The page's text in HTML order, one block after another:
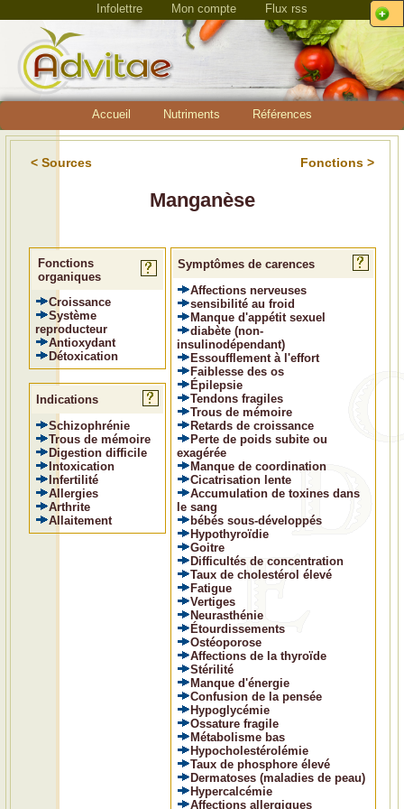
Infolettre Mon compte Flux rss
Accueil Nutriments Références
< Sources Fonctions >
Manganèse
Fonctions
organiques
Croissance
Système
reproducteur
Antioxydant
Détoxication
Indications
Schizophrénie
Trous de mémoire
Digestion difficile
Intoxication
Infertilité
Allergies
Arthrite
Allaitement
Symptômes de carences
Affections nerveuses
sensibilité au froid
Manque d'appétit sexuel
diabète (non-
insulinodépendant)
Essoufflement à l'effort
Faiblesse des os
Épilepsie
Tendons fragiles
Trous de mémoire
Retards de croissance
Perte de poids subite ou
exagérée
Manque de coordination
Cicatrisation lente
Accumulation de toxines dans
le sang
bébés sous-développés
Hypothyroïdie
Goitre
Difficultés de concentration
Taux de cholestérol élevé
Fatigue
Vertiges
Neurasthénie
Étourdissements
Ostéoporose
Affections de la thyroïde
Stérilité
Manque d'énergie
Confusion de la pensée
Hypoglycémie
Ossature fragile
Métabolisme bas
Hypocholestérolémie
Taux de phosphore élevé
Dermatoses (maladies de peau)
Hypercalcémie
Affections allergiques